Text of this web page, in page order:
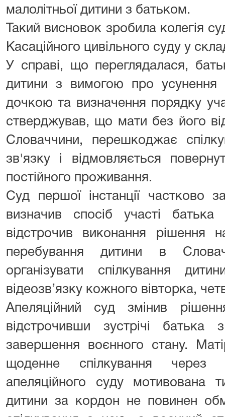
малолітньої дитини з батьком.
Такий висновок зробила колегія
Касаційного цивільного суду у
У справі, що переглядалася,
дитини з вимогою про усунення
дочкою та визначення порядку
стверджував, що мати без його
Словаччини, перешкоджає
зв'язку і відмовляється
постійного проживання.
Суд першої інстанції частково
визначив спосіб участі
відстрочив виконання рішення
перебування дитини в
організувати спілкування
відеозв’язку кожного вівторка,
Апеляційний суд змінив
відстрочивши зустрічі
завершення воєнного стану.
щоденне спілкування через
апеляційного суду мотивована
дитини за кордон не повинен